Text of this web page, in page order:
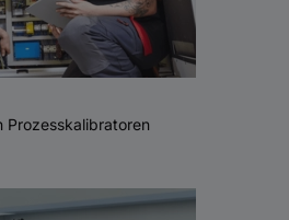
Prozesskalibratoren